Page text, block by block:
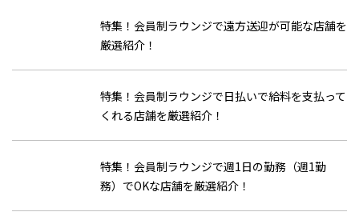
特集！会員制ラウンジで遠方送迎が可能な店舗を
厳選紹介！
特集！会員制ラウンジで日払いで給料を支払って
くれる店舗を厳選紹介！
特集！会員制ラウンジで週1日の勤務（週1勤
務）でOKな店舗を厳選紹介！